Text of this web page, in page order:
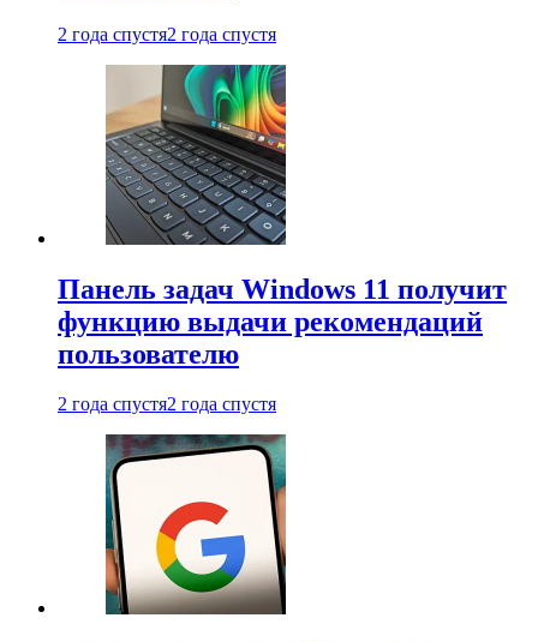
2 года спустя2 года спустя
Панель задач Windows 11 получит
функцию выдачи рекомендаций
пользователю
2 года спустя2 года спустя